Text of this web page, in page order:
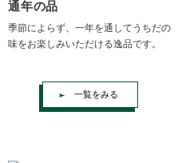
通年の品
季節によらず、一年を通してうちだの
味をお楽しみいただける逸品です。
一覧をみる